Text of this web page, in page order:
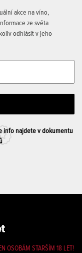
akce na víno,
ze světa
odhlásit v jeho
info najdete v dokumentu
OSOBÁM STARŠÍM 18 LET!